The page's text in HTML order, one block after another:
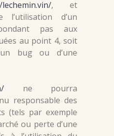
, et
d’un
pas aux
au point 4, soit
bug ou d’une
ne pourra
responsable des
(tels par exemple
ou perte d’une